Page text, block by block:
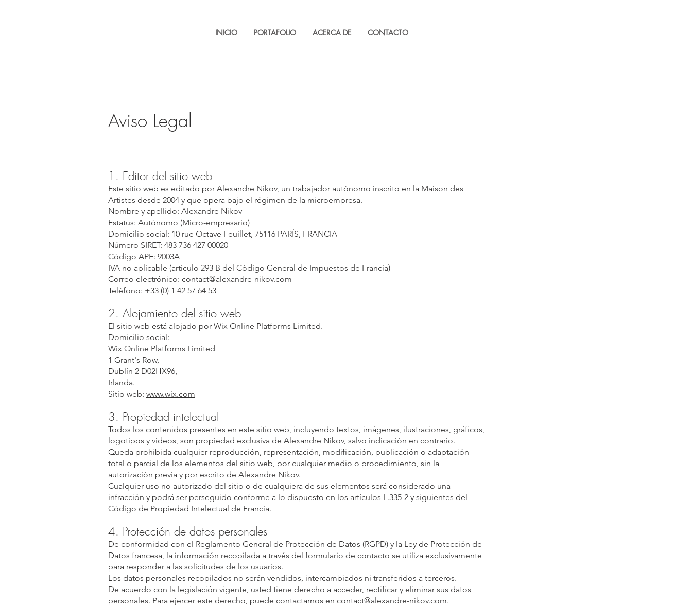
INICIO PORTAFOLIO ACERCA DE CONTACTO
Aviso Legal
1. Editor del sitio web
Este sitio web es editado por Alexandre Nikov, un trabajador autónomo inscrito en la Maison des
Artistes desde 2004 y que opera bajo el régimen de la microempresa.
Nombre y apellido: Alexandre Nikov
Estatus: Autónomo (Micro-empresario)
Domicilio social: 10 rue Octave Feuillet, 75116 PARÍS, FRANCIA
Número SIRET: 483 736 427 00020
Código APE: 9003A
IVA no aplicable (artículo 293 B del Código General de Impuestos de Francia)
Correo electrónico: contact@alexandre-nikov.com
Teléfono: +33 (0) 1 42 57 64 53
2. Alojamiento del sitio web
El sitio web está alojado por Wix Online Platforms Limited.
Domicilio social:
Wix Online Platforms Limited
1 Grant's Row,
Dublín 2 D02HX96,
Irlanda.
Sitio web: www.wix.com
3. Propiedad intelectual
Todos los contenidos presentes en este sitio web, incluyendo textos, imágenes, ilustraciones, gráficos,
logotipos y videos, son propiedad exclusiva de Alexandre Nikov, salvo indicación en contrario.
Queda prohibida cualquier reproducción, representación, modificación, publicación o adaptación
total o parcial de los elementos del sitio web, por cualquier medio o procedimiento, sin la
autorización previa y por escrito de Alexandre Nikov.
Cualquier uso no autorizado del sitio o de cualquiera de sus elementos será considerado una
infracción y podrá ser perseguido conforme a lo dispuesto en los artículos L.335-2 y siguientes del
Código de Propiedad Intelectual de Francia.
4. Protección de datos personales
De conformidad con el Reglamento General de Protección de Datos (RGPD) y la Ley de Protección de
Datos francesa, la información recopilada a través del formulario de contacto se utiliza exclusivamente
para responder a las solicitudes de los usuarios.
Los datos personales recopilados no serán vendidos, intercambiados ni transferidos a terceros.
De acuerdo con la legislación vigente, usted tiene derecho a acceder, rectificar y eliminar sus datos
personales. Para ejercer este derecho, puede contactarnos en contact@alexandre-nikov.com.